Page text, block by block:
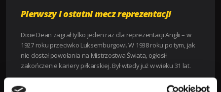
Pierwszy i ostatni mecz reprezentacji
Dixie Dean zagrał tylko jeden raz dla reprezentacji Anglii – w
1927 roku przeciwko Luksemburgowi. W 1938 roku po tym, jak
nie dostał powołania na Mistrzostwa Świata, ogłosił
zakończenie kariery piłkarskiej. Był wtedy już w wieku 31 lat.
Ciekawostki